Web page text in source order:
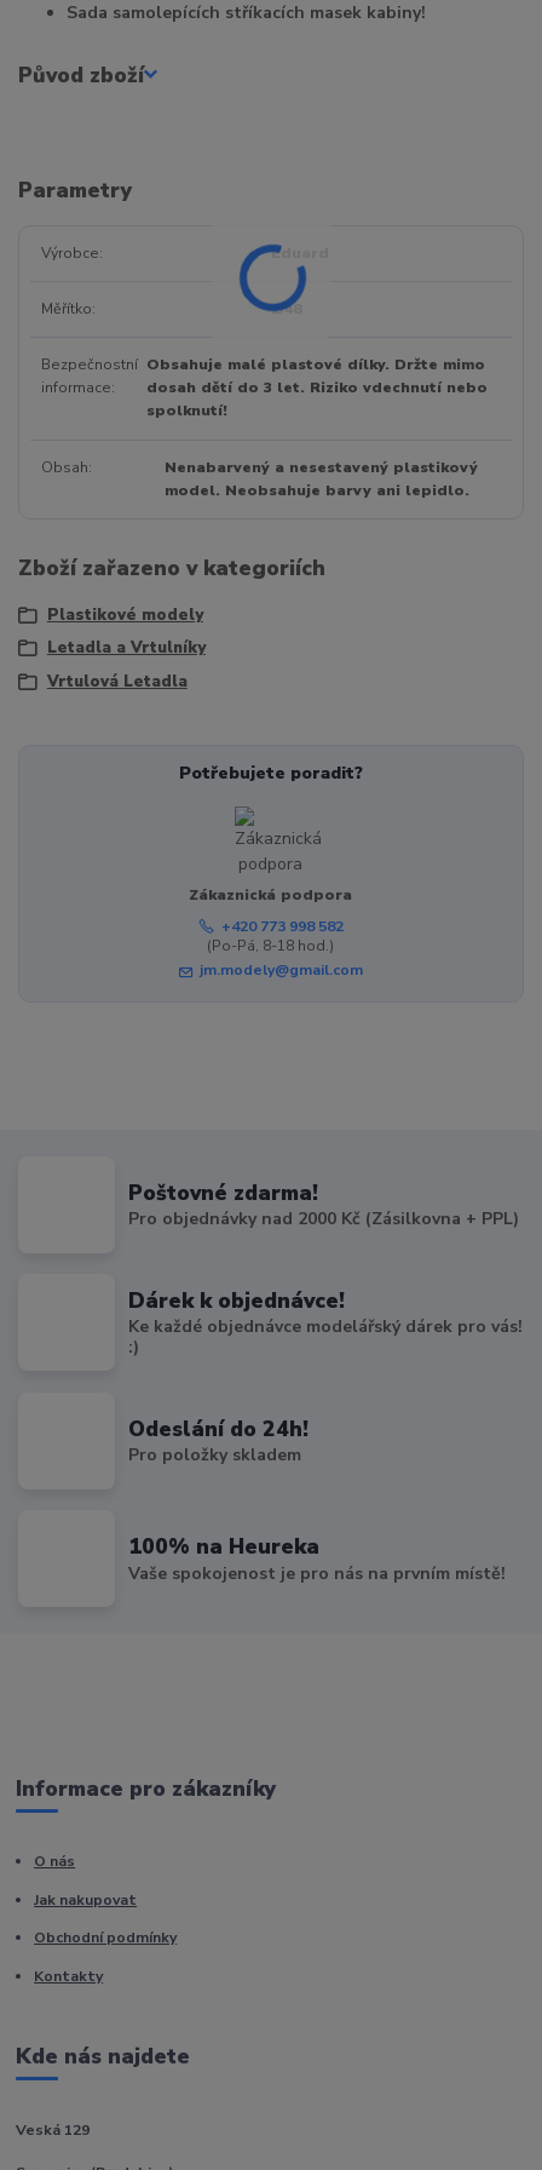
Sada samolepících stříkacích masek kabiny!
Původ zboží
Parametry
Výrobce Eduard
Měřítko 1/48
Bezpečnostní
informace
Obsahuje malé plastové dílky. Držte mimo
dosah dětí do 3 let. Riziko vdechnutí nebo
spolknutí!
Obsah
Nenabarvený a nesestavený plastikový
model. Neobsahuje barvy ani lepidlo.
Zboží zařazeno v kategoriích
Plastikové modely
Letadla a Vrtulníky
Vrtulová Letadla
Potřebujete poradit?
Zákaznická podpora
+420 773 998 582
(Po-Pá, 8-18 hod.)
jm.modely@gmail.com
Poštovné zdarma!
Pro objednávky nad 2000 Kč (Zásilkovna + PPL)
Dárek k objednávce!
Ke každé objednávce modelářský dárek pro vás!
:)
Odeslání do 24h!
Pro položky skladem
100% na Heureka
Vaše spokojenost je pro nás na prvním místě!
Informace pro zákazníky
O nás
Jak nakupovat
Obchodní podmínky
Kontakty
Kde nás najdete
Veská 129